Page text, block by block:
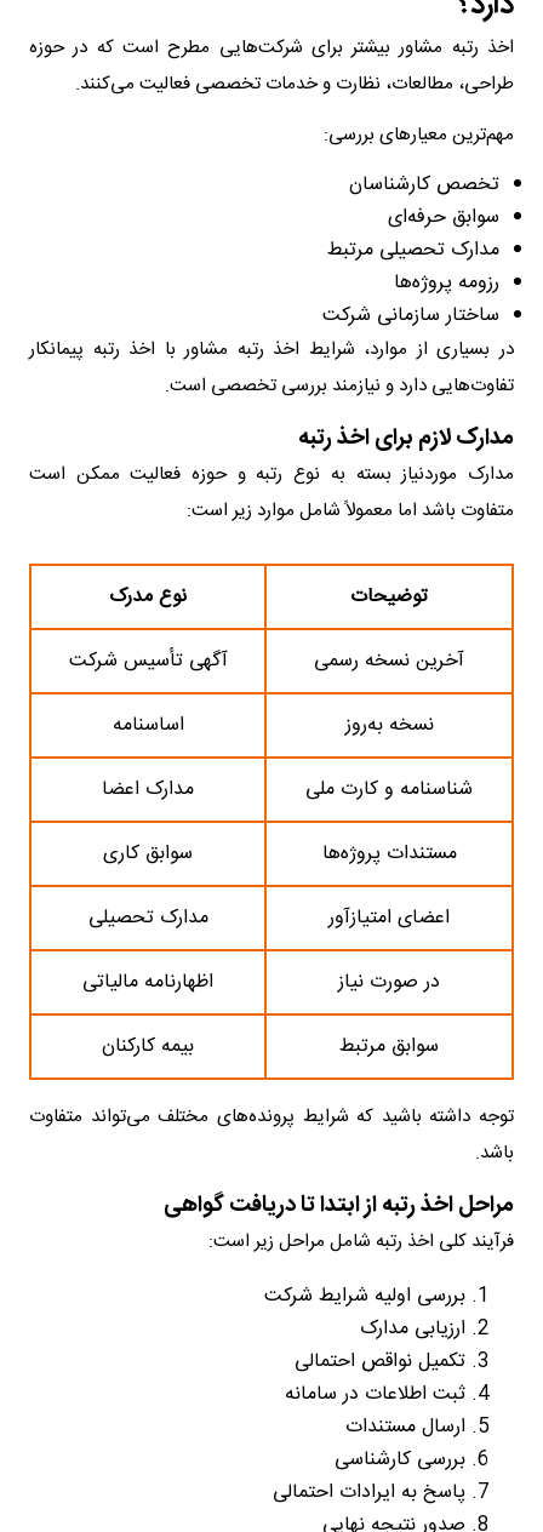
اخذ رتبه مشاور بیشتر برای شرکت‌هایی مطرح است که در حوزه
طراحی، مطالعات، نظارت و خدمات تخصصی فعالیت می‌کنند.
مهم‌ترین معیارهای بررسی:
تخصص کارشناسان
سوابق حرفه‌ای
مدارک تحصیلی مرتبط
رزومه پروژه‌ها
ساختار سازمانی شرکت
در بسیاری از موارد، شرایط اخذ رتبه مشاور با اخذ رتبه پیمانکار
تفاوت‌هایی دارد و نیازمند بررسی تخصصی است.
مدارک لازم برای اخذ رتبه
مدارک موردنیاز بسته به نوع رتبه و حوزه فعالیت ممکن است
متفاوت باشد اما معمولاً شامل موارد زیر است:
نوع مدرک
توضیحات
آگهی تأسیس شرکت
آخرین نسخه رسمی
اساسنامه
نسخه به‌روز
مدارک اعضا
شناسنامه و کارت ملی
سوابق کاری
مستندات پروژه‌ها
مدارک تحصیلی
اعضای امتیازآور
اظهارنامه مالیاتی
در صورت نیاز
بیمه کارکنان
سوابق مرتبط
توجه داشته باشید که شرایط پرونده‌های مختلف می‌تواند متفاوت
باشد.
مراحل اخذ رتبه از ابتدا تا دریافت گواهی
فرآیند کلی اخذ رتبه شامل مراحل زیر است:
بررسی اولیه شرایط شرکت
ارزیابی مدارک
تکمیل نواقص احتمالی
ثبت اطلاعات در سامانه
ارسال مستندات
بررسی کارشناسی
پاسخ به ایرادات احتمالی